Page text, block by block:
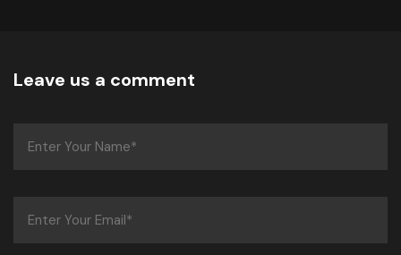
Leave us a comment